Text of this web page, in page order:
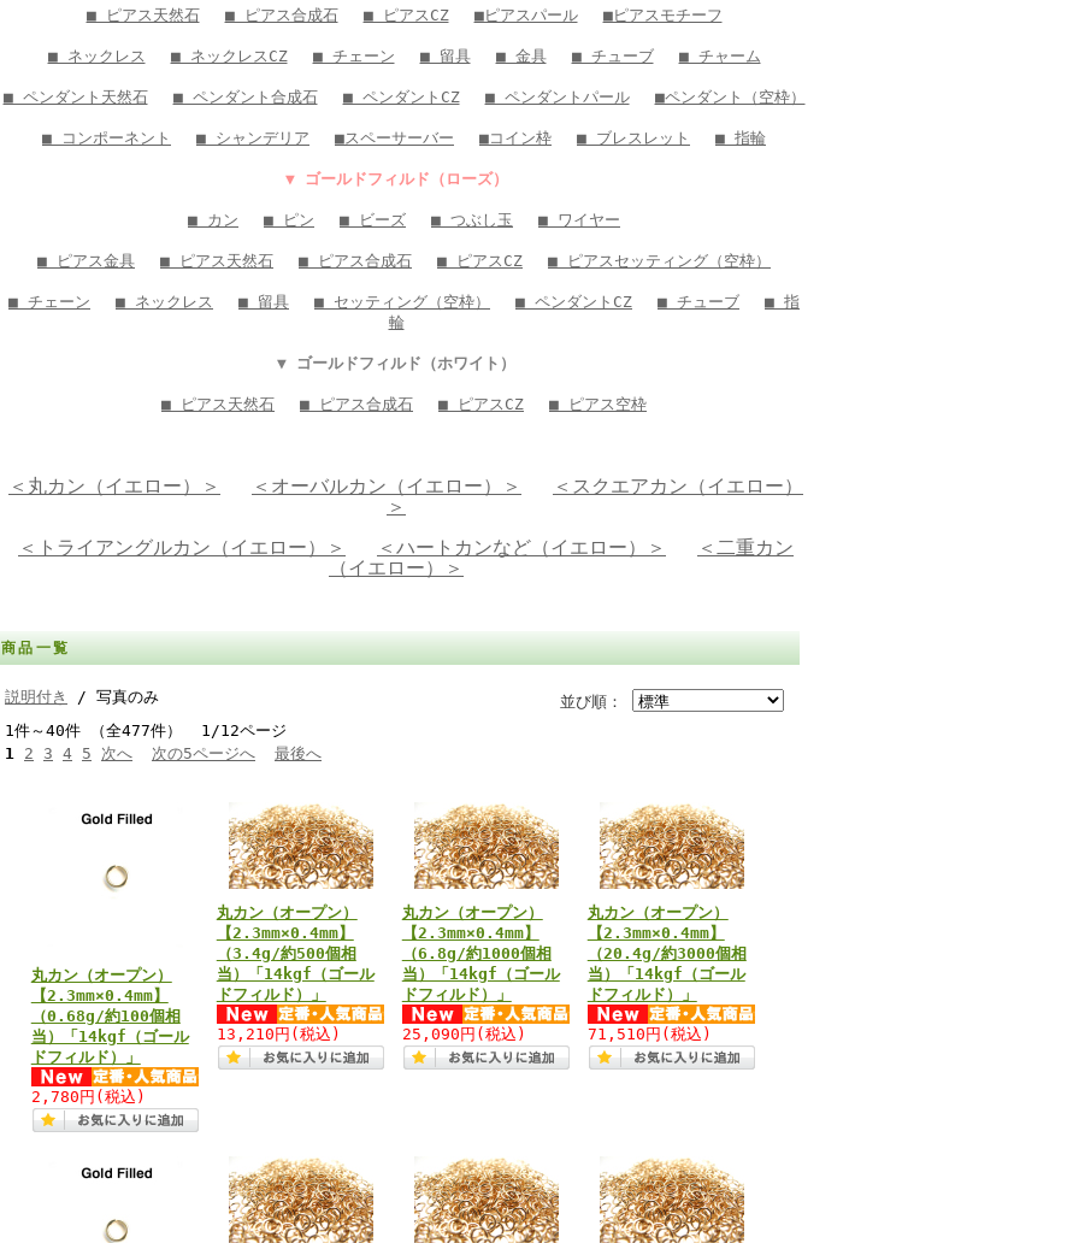
■ ピアス天然石 ■ ピアス合成石 ■ ピアスCZ ■ピアスパール ■ピアスモチーフ
■ ネックレス ■ ネックレスCZ ■ チェーン ■ 留具 ■ 金具 ■ チューブ ■ チャーム
■ ペンダント天然石 ■ ペンダント合成石 ■ ペンダントCZ ■ ペンダントパール ■ペンダント（空枠）
■ コンポーネント ■ シャンデリア ■スペーサーバー ■コイン枠 ■ ブレスレット ■ 指輪
▼ ゴールドフィルド（ローズ）
■ カン ■ ピン ■ ビーズ ■ つぶし玉 ■ ワイヤー
■ ピアス金具 ■ ピアス天然石 ■ ピアス合成石 ■ ピアスCZ ■ ピアスセッティング（空枠）
■ チェーン ■ ネックレス ■ 留具 ■ セッティング（空枠） ■ ペンダントCZ ■ チューブ
■ 指
輪
▼ ゴールドフィルド（ホワイト）
■ ピアス天然石 ■ ピアス合成石 ■ ピアスCZ ■ ピアス空枠
＜丸カン（イエロー）＞ ＜オーバルカン（イエロー）＞
＜スクエアカン（イエロー）
＞
＜トライアングルカン（イエロー）＞
＜ハートカンなど（イエロー）＞
＜二重カン
（イエロー）＞
商品一覧
並び順：
説明付き
/ 写真のみ
1件～40件 （全477件） 1/12ページ
1 2 3 4 5 次へ 次の5ページへ 最後へ
丸カン（オープン）
【2.3mm×0.4mm】
（0.68g/約100個相
当）「14kgf（ゴール
ドフィルド）」
2,780円 (税込)
丸カン（オープン）
【2.3mm×0.4mm】
（3.4g/約500個相
当）「14kgf（ゴール
ドフィルド）」
13,210円 (税込)
丸カン（オープン）
【2.3mm×0.4mm】
（6.8g/約1000個相
当）「14kgf（ゴール
ドフィルド）」
25,090円 (税込)
丸カン（オープン）
【2.3mm×0.4mm】
（20.4g/約3000個相
当）「14kgf（ゴール
ドフィルド）」
71,510円 (税込)